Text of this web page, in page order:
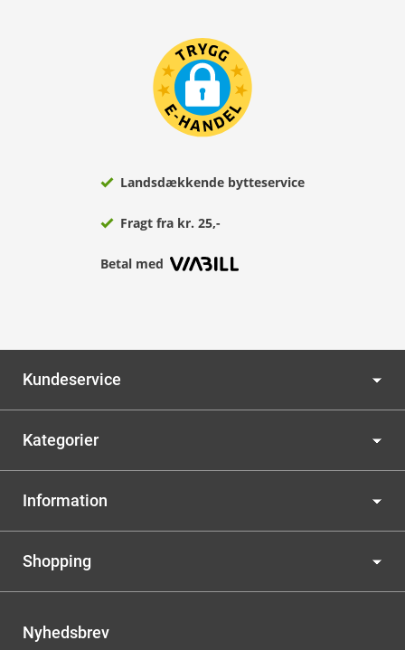
Landsdækkende bytteservice
Fragt fra kr. 25,-
Betal med
Kundeservice
Kategorier
Information
Shopping
Nyhedsbrev